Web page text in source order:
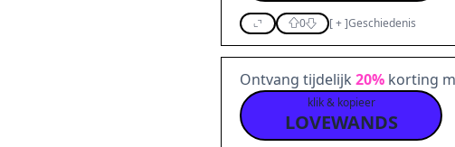
0 [+]Geschiedenis
Ontvang tijdelijk 20% korting
klik & kopieer
LOVEWANDS